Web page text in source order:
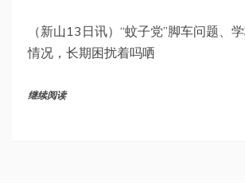
（新山13日讯）“蚊子党”脚车问题、
情况，长期困扰着吗哂
继续阅读